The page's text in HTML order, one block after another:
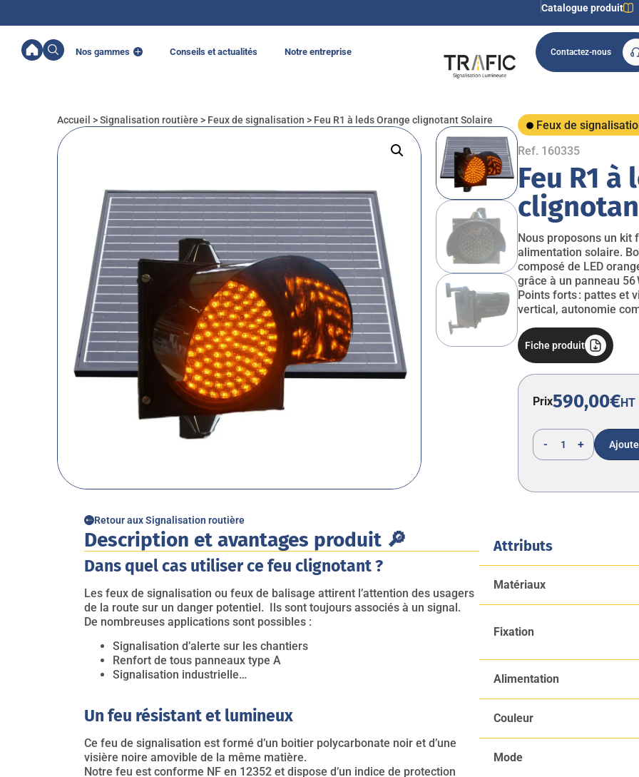
Catalogue produit
Nos gammes Conseils et actualités Notre entreprise Contactez-nous
Accueil >Signalisation routière > Feux de signalisation > Feu R1 à leds Orange clignotant Solaire
Feux de
Ref. 160335
Feu R1 à
Nous proposons un kit
alimentation solaire.
composé de LED
grâce à un panneau
Points forts : pattes et
vertical, autonomie
Fiche produit
Prix590,00€
- +
Retour aux Signalisation routière
Description et avantages produit 🔎
Dans quel cas utiliser ce feu clignotant ?
Les feux de signalisation ou feux de balisage attirent l’attention des usagers
de la route sur un danger potentiel. Ils sont toujours associés à un signal.
De nombreuses applications sont possibles :
Signalisation d’alerte sur les chantiers
Renfort de tous panneaux type A
Signalisation industrielle…
Un feu résistant et lumineux
Ce feu de signalisation est formé d’un boitier polycarbonate noir et d’une
visière noire amovible de la même matière.
Notre feu est conforme NF en 12352 et dispose d’un indice de protection
Attributs
Matériaux
Fixation
Alimentation
Couleur
Mode